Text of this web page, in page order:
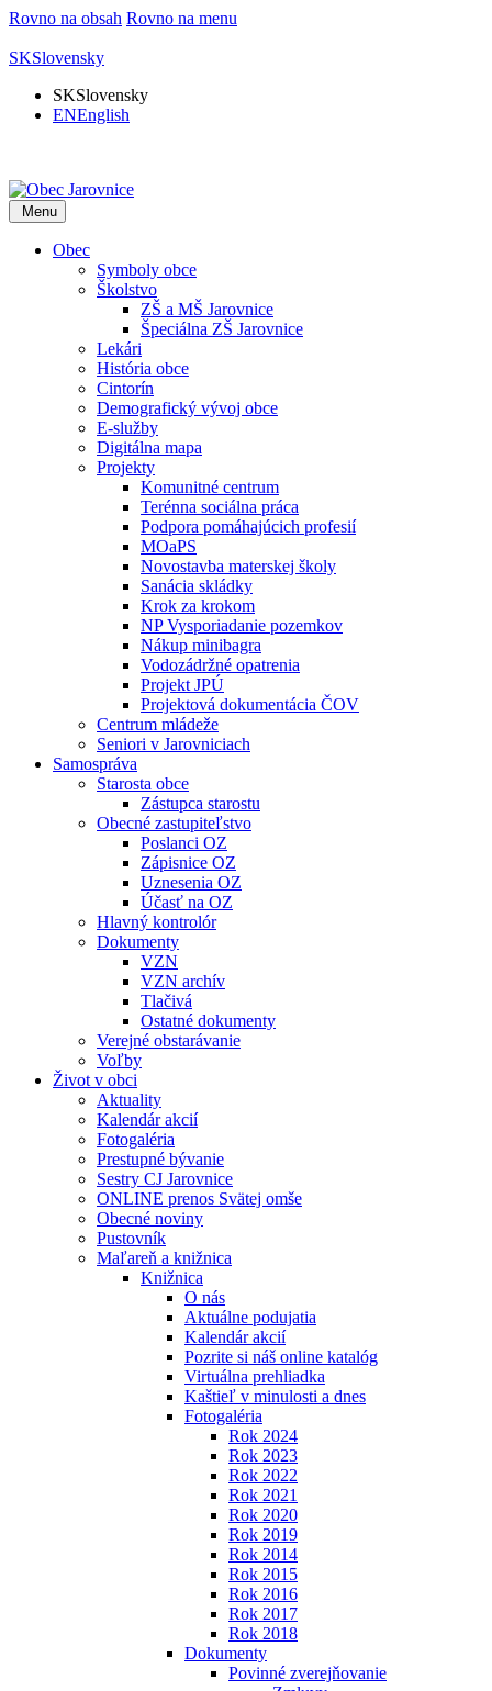
Rovno na obsah Rovno na menu
SKSlovensky
SKSlovensky
ENEnglish
Menu
Obec
Symboly obce
Školstvo
ZŠ a MŠ Jarovnice
Špeciálna ZŠ Jarovnice
Lekári
História obce
Cintorín
Demografický vývoj obce
E-služby
Digitálna mapa
Projekty
Komunitné centrum
Terénna sociálna práca
Podpora pomáhajúcich profesií
MOaPS
Novostavba materskej školy
Sanácia skládky
Krok za krokom
NP Vysporiadanie pozemkov
Nákup minibagra
Vodozádržné opatrenia
Projekt JPÚ
Projektová dokumentácia ČOV
Centrum mládeže
Seniori v Jarovniciach
Samospráva
Starosta obce
Zástupca starostu
Obecné zastupiteľstvo
Poslanci OZ
Zápisnice OZ
Uznesenia OZ
Účasť na OZ
Hlavný kontrolór
Dokumenty
VZN
VZN archív
Tlačivá
Ostatné dokumenty
Verejné obstarávanie
Voľby
Život v obci
Aktuality
Kalendár akcií
Fotogaléria
Prestupné bývanie
Sestry CJ Jarovnice
ONLINE prenos Svätej omše
Obecné noviny
Pustovník
Maľareň a knižnica
Knižnica
O nás
Aktuálne podujatia
Kalendár akcií
Pozrite si náš online katalóg
Virtuálna prehliadka
Kaštieľ v minulosti a dnes
Fotogaléria
Rok 2024
Rok 2023
Rok 2022
Rok 2021
Rok 2020
Rok 2019
Rok 2014
Rok 2015
Rok 2016
Rok 2017
Rok 2018
Dokumenty
Povinné zverejňovanie